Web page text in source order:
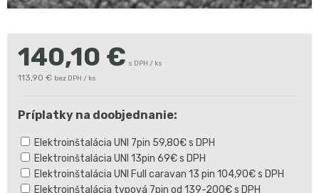
140,10 € s DPH / ks
113,90 € bez DPH / ks
Príplatky na doobjednanie:
Elektroinštalácia UNI 7pin 59,80€ s DPH
Elektroinštalácia UNI 13pin 69€ s DPH
Elektroinštalácia UNI Full caravan 13 pin 104,90€ s DPH
Elektroinštalácia typová 7pin od 139-200€ s DPH